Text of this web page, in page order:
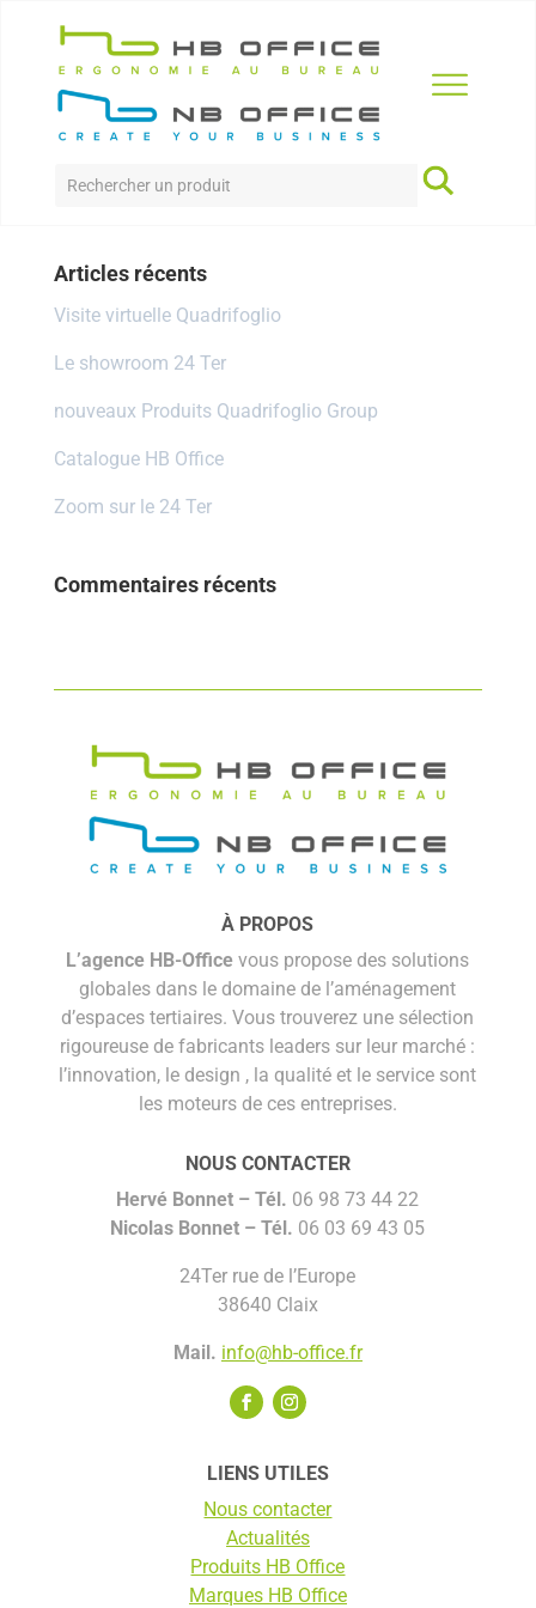
BUREAUX
par Karine | 24 Juil 2020
Articles récents
Visite virtuelle Quadrifoglio
Le showroom 24 Ter
nouveaux Produits Quadrifoglio Group
Catalogue HB Office
Zoom sur le 24 Ter
Commentaires récents
À PROPOS
L’agence HB-Office vous propose des solutions
globales dans le domaine de l’aménagement
d’espaces tertiaires. Vous trouverez une sélection
rigoureuse de fabricants leaders sur leur marché :
l’innovation, le design , la qualité et le service sont
les moteurs de ces entreprises.
NOUS CONTACTER
Hervé Bonnet –Tél. 06 98 73 44 22
Nicolas Bonnet – Tél. 06 03 69 43 05
24Ter rue de l’Europe
38640 Claix
Mail. info@hb-office.fr
LIENS UTILES
Nous contacter
Actualités
Produits HB Office
Marques HB Office